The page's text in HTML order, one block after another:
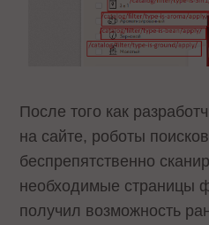
После того как
на сайте, роботы
беспрепятственно
необходимые страницы
получил возможность